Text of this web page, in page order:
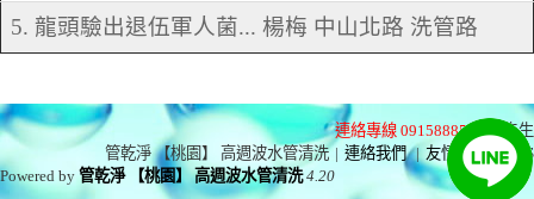
5. 龍頭驗出退伍軍人菌... 楊梅 中山北路 洗管路
連絡專線 0915888575
林先生
管乾淨 【桃園】 高週波水管清洗 | 連絡我們 | 友情連結 | RSS
Powered by管乾淨 【桃園】 高週波水管清洗 4.20